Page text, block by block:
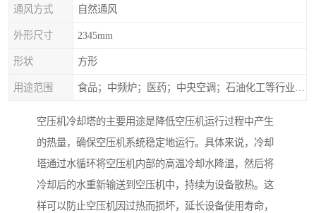
通风方式 自然通风
外形尺寸 2345mm
形状 方形
用途范围
空压机冷却塔的主要用途是降低空压机运行过程中产生
的热量，确保空压机系统稳定地运行。具体来说，冷却
塔通过水循环将空压机内部的高温冷却水降温，然后将
冷却后的水重新输送到空压机中，持续为设备散热。这
样可以防止空压机因过热而损坏，延长设备使用寿命，